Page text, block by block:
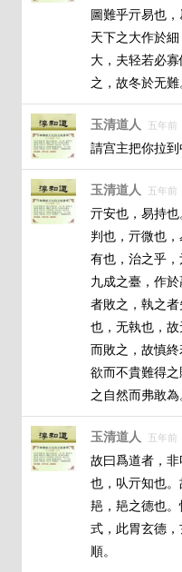
圖難乎亓易也
天下之大作於
大，夫轻若必
之，故冬於无難
玉清道人 五年前
請宫主把你拉到
玉清道人 五年前
亓安也，易持
判也，亓微也
有也，治之乎，
九成之臺，作
者敗之，執之
也，无執也，
而敗之，故慎
欲而不貴難得
之自然而弗敢為
玉清道人 五年前
故曰爲道者，
也，㕥亓知也
邫，邫之德也
式，此胃玄德
順。